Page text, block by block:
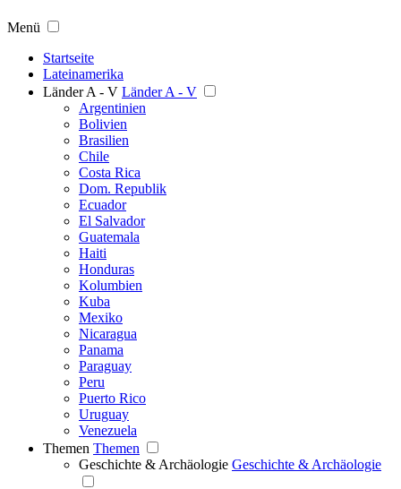
Menü
Startseite
Lateinamerika
Länder A - V Länder A - V
Argentinien
Bolivien
Brasilien
Chile
Costa Rica
Dom. Republik
Ecuador
El Salvador
Guatemala
Haiti
Honduras
Kolumbien
Kuba
Mexiko
Nicaragua
Panama
Paraguay
Peru
Puerto Rico
Uruguay
Venezuela
Themen Themen
Geschichte & Archäologie Geschichte & Archäologie